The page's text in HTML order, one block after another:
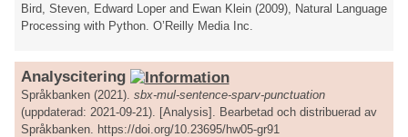
Bird, Steven, Edward Loper and Ewan Klein (2009), Natural Language
Processing with Python. O’Reilly Media Inc.
Analyscitering
Språkbanken (2021). sbx-mul-sentence-sparv-punctuation
(uppdaterad: 2021-09-21). [Analysis]. Bearbetad och distribuerad av
Språkbanken. https://doi.org/10.23695/hw05-gr91